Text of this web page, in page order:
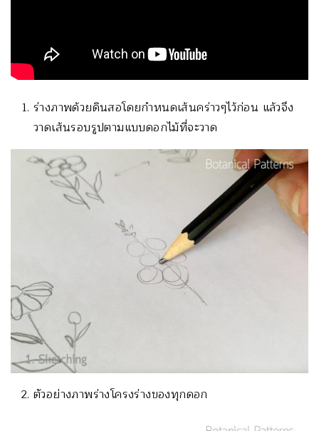
ร่างภาพด้วยดินสอโดยกำหนดเส้นคร่าวๆไว้ก่อน แล้วจึง
วาดเส้นรอบรูปตามแบบดอกไม้ที่จะวาด
ตัวอย่างภาพร่างโครงร่างของทุกดอก